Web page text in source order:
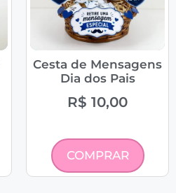
Cesta de Mensagens
Dia dos Pais
R$ 10,00
COMPRAR